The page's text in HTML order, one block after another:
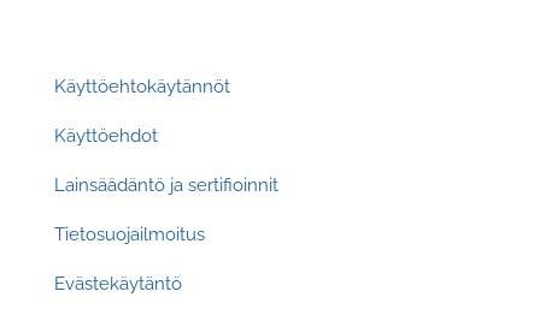
Footer
Käyttöehtokäytännöt
Käyttöehdot
Lainsäädäntö ja sertifioinnit
Tietosuojailmoitus
Evästekäytäntö